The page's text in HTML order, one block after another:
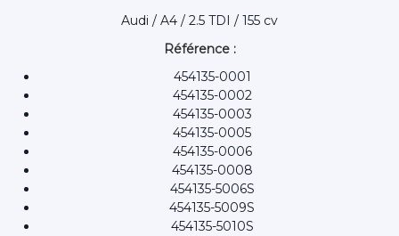
Audi / A4 / 2.5 TDI / 155 cv
Référence :
454135-0001
454135-0002
454135-0003
454135-0005
454135-0006
454135-0008
454135-5006S
454135-5009S
454135-5010S